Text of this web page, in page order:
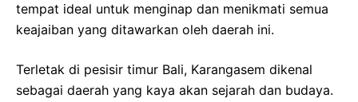
tempat ideal untuk menginap dan menikmati semua
keajaiban yang ditawarkan oleh daerah ini.
Terletak di pesisir timur Bali, Karangasem dikenal
sebagai daerah yang kaya akan sejarah dan budaya.